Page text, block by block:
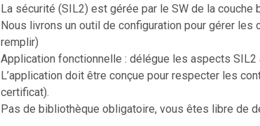
La sécurité (SIL2) est gérée par le SW de la couche
Nous livrons un outil de configuration pour gérer
remplir)
Application fonctionnelle : délégue les aspects
L’application doit être conçue pour respecter les
certificat).
Pas de bibliothèque obligatoire, vous êtes libre de